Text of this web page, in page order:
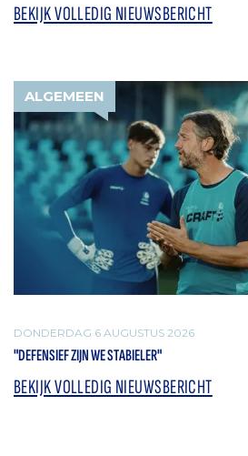
BEKIJK VOLLEDIG NIEUWSBERICHT
ALGEMEEN
DONDERDAG 6 AUGUSTUS 2026
"DEFENSIEF ZIJN WE STABIELER"
BEKIJK VOLLEDIG NIEUWSBERICHT